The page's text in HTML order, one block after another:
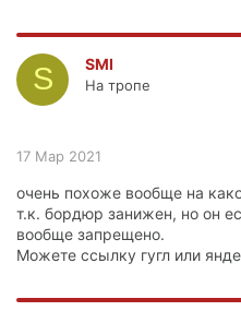
S SMI
На тропе
17 Мар 2021
очень похоже вообще на
т.к. бордюр занижен, но он
вообще запрещено.
Можете ссылку гугл или